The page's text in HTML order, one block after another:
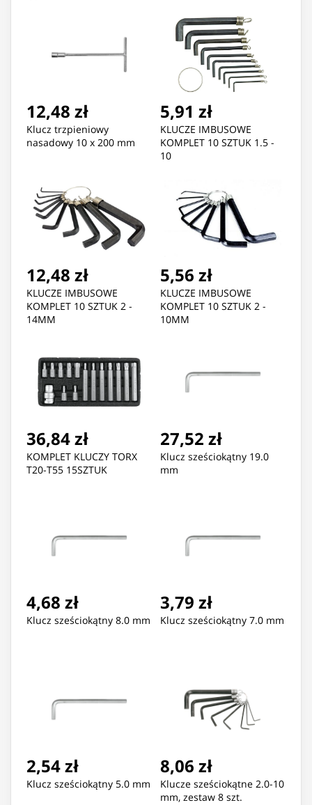
12,48 zł
Klucz trzpieniowy
nasadowy 10 x 200 mm
5,91 zł
KLUCZE IMBUSOWE
KOMPLET 10 SZTUK 1.5 -
10
12,48 zł
KLUCZE IMBUSOWE
KOMPLET 10 SZTUK 2 -
14MM
5,56 zł
KLUCZE IMBUSOWE
KOMPLET 10 SZTUK 2 -
10MM
36,84 zł
KOMPLET KLUCZY TORX
T20-T55 15SZTUK
27,52 zł
Klucz sześciokątny 19.0
mm
4,68 zł
Klucz sześciokątny 8.0 mm
3,79 zł
Klucz sześciokątny 7.0 mm
2,54 zł
Klucz sześciokątny 5.0 mm
8,06 zł
Klucze sześciokątne 2.0-10
mm, zestaw 8 szt.